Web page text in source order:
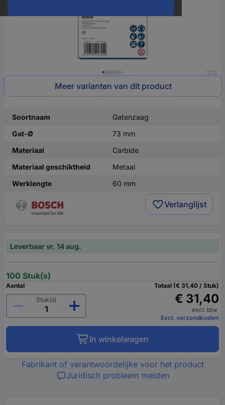
1/12
Meer varianten van dit product
Soortnaam
Gatenzaag
Gat-Ø
73 mm
Materiaal
Carbide
Materiaal geschiktheid
Metaal
Werklengte
60 mm
Verlanglijst
Leverbaar vr. 14 aug.
100 Stuk(s)
Aantal
Stuk(s)
Totaal (€ 31,40 / Stuk)
€ 31,40
excl. btw
Excl. verzendkosten
In winkelwagen
Fabrikant of verantwoordelijke voor het product
Juridisch probleem melden